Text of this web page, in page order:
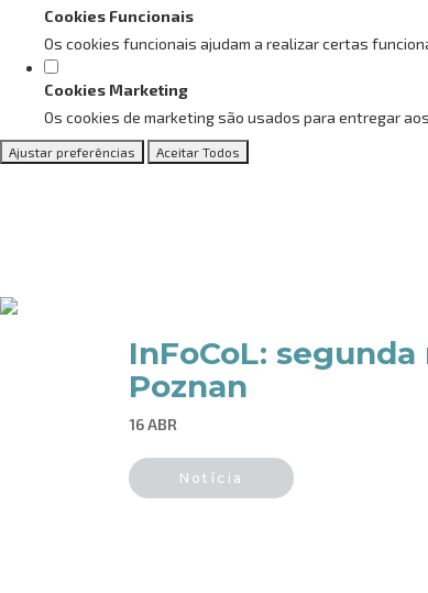
Cookies Funcionais
Os cookies funcionais ajudam a realizar certas
Cookies Marketing
Os cookies de marketing são usados para entregar
Ajustar preferências Aceitar Todos
InFoCoL:
Poznan
16 ABR
Notícia